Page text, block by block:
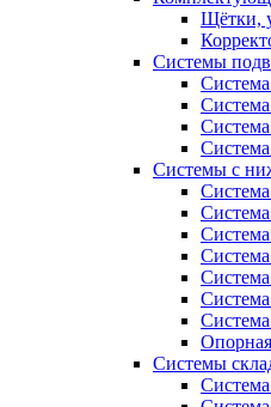
Щётки,
Системы
Системы с
Системы